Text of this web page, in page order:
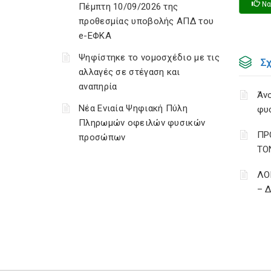
Πέμπτη 10/09/2026 της
προθεσμίας υποβολής ΑΠΔ του
e-ΕΦΚΑ
Ψηφίστηκε το νομοσχέδιο με τις
αλλαγές σε στέγαση και
αναπηρία
Νέα Ενιαία Ψηφιακή Πύλη
Πληρωμών οφειλών φυσικών
προσώπων
–